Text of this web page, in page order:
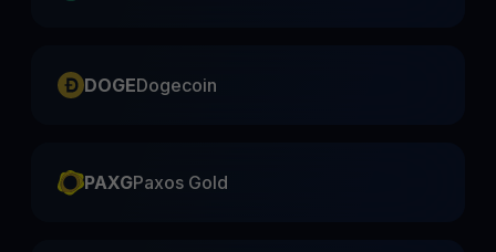
DOGEDogecoin
PAXGPaxos Gold